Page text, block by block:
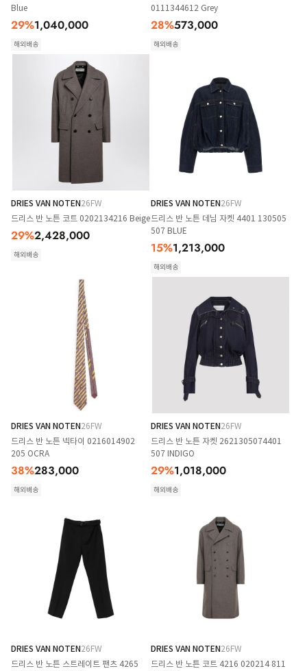
Blue
29%1,040,000
해외배송
0111344612 Grey
28%573,000
해외배송
DRIES VAN NOTEN26FW
드리스 반 노튼 코트 0202134216 Beige
29%2,428,000
해외배송
DRIES VAN NOTEN26FW
드리스 반 노튼 데님 자켓 4401 130505
507 BLUE
15%1,213,000
해외배송
DRIES VAN NOTEN26FW
드리스 반 노튼 넥타이 0216014902
205 OCRA
38%283,000
해외배송
DRIES VAN NOTEN26FW
드리스 반 노튼 자켓 2621305074401
507 INDIGO
29%1,018,000
해외배송
DRIES VAN NOTEN26FW
드리스 반 노튼 스트레이트 팬츠 4265
DRIES VAN NOTEN26FW
드리스 반 노튼 코트 4216 020214 811